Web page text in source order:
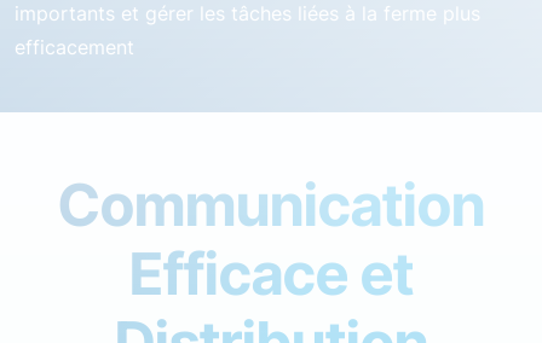
importants et gérer les tâches liées à la ferme plus
efficacement
Communication
Efficace et